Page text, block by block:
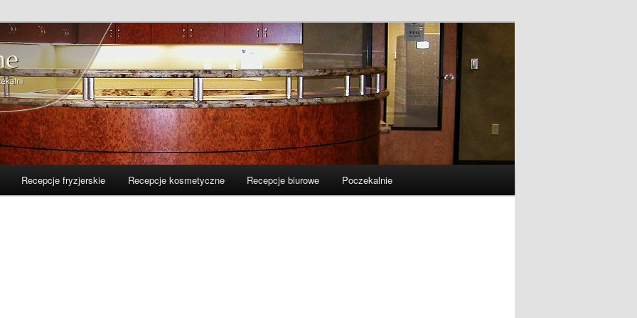
– arex-meble.pl
i biurowych
Szukaj
Recepcje fryzjerskie Recepcje kosmetyczne Recepcje biurowe Poczekalnie